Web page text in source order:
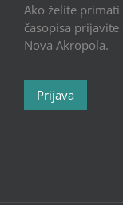
Ako želite
časopisa prijavite
Nova Akropola.
Prijava